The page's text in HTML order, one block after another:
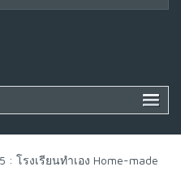
: โรงเรียนทำเอง Home-made